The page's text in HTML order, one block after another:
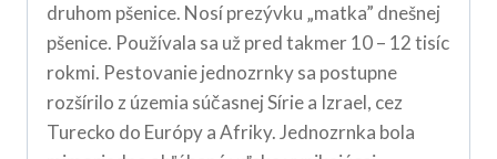
druhom pšenice. Nosí prezývku „matka” dnešnej
pšenice. Používala sa už pred takmer 10 – 12 tisíc
rokmi. Pestovanie jednozrnky sa postupne
rozšírilo z územia súčasnej Sírie a Izrael, cez
Turecko do Európy a Afriky. Jednozrnka bola